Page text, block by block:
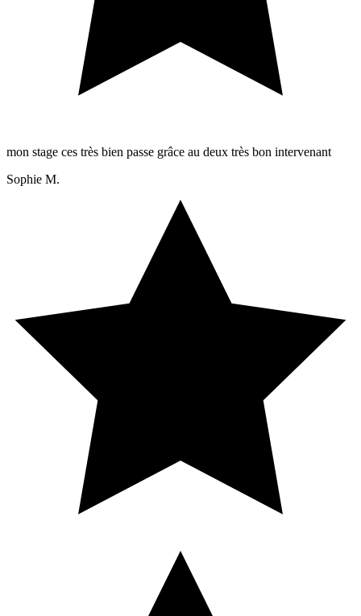
mon stage ces très bien passe grâce au deux très bon intervenant
Sophie M.